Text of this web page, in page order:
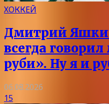
ХОККЕЙ
Дмитрий
всегда
руби». Ну я и
06.08.2026
15